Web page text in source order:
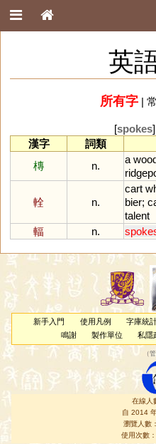
英
所有字|
[spokes
漢字
詞類
槫
n.
a
輇 n.
cart
bier;
talent
輻
n.
新手入門 使用凡例 字庫統
鳴謝
製作單位 私隱
（
在線人
自 2014
瀏覽人數
使用次數